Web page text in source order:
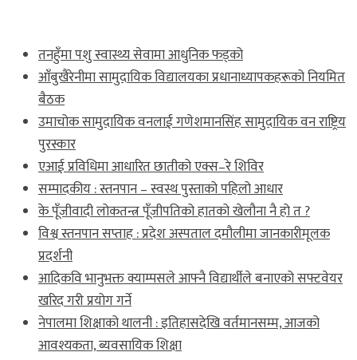
तनहुँमा पशु स्वास्थ्य सेवामा आधुनिक फड्को
आँबुखैरेनीमा सामुदायिक विद्यालयका प्रधानाध्यापकहरूको नियमित
बैठक
उमाचोक सामुदायिक वनलाई गणेशमानसिंह सामुदायिक वन राष्ट्रिय
पुरस्कार
एआई प्रविधिमा आधारित छातीको एक्स–रे शिविर
सम्पादकीय : स्तनपान – स्वस्थ पुस्ताको पहिलो आधार
के पूँजीवादी लोकतन्त्र पूँजीपतिको हातको खेलौना नै हो त ?
विश्व स्तनपान सप्ताह : प्रदेश अस्पताल दमौलीमा जानकारीमूलक
प्रदर्शनी
आदिकवि भानुभक्त क्याम्पसले आफ्नै विद्यार्थीले बनाएको सफ्टवेयर
खरिद गरी प्रयोग गर्ने
नेपालमा शिक्षाको थालनी : इतिहासदेखि वर्तमानसम्म, आजको
आवश्यकता, ब्यवसायिक शिक्षा